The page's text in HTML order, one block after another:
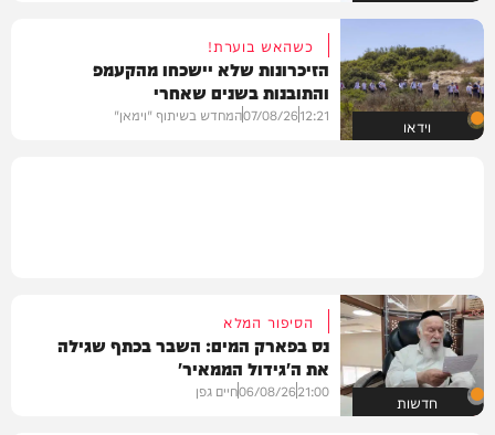
וידאו
כשהאש בוערת!
הזיכרונות שלא יישכחו מהקעמפ
והתובנות בשנים שאחרי
12:21
07/08/26המחדש בשיתוף "וימאן"
חדשות
הסיפור המלא
נס בפארק המים: השבר בכתף שגילה
את ה'גידול הממאיר'
21:00
06/08/26חיים גפן